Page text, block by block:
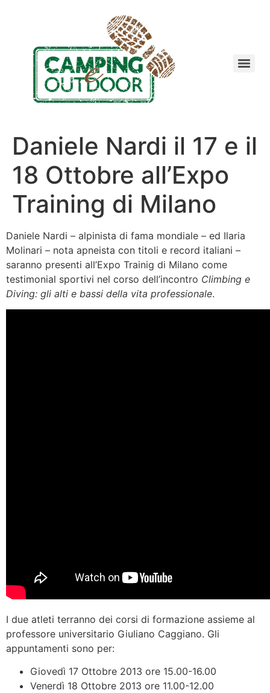
Daniele Nardi il 17 e il
18 Ottobre all’Expo
Training di Milano
Daniele Nardi – alpinista di fama mondiale – ed Ilaria
Molinari – nota apneista con titoli e record italiani –
saranno presenti all’Expo Trainig di Milano come
testimonial sportivi nel corso dell’incontro Climbing e
Diving: gli alti e bassi della vita professionale.
I due atleti terranno dei corsi di formazione assieme al
professore universitario Giuliano Caggiano. Gli
appuntamenti sono per:
Giovedì 17 Ottobre 2013 ore 15.00-16.00
Venerdì 18 Ottobre 2013 ore 11.00-12.00